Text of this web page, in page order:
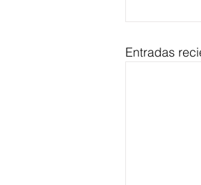
Entradas